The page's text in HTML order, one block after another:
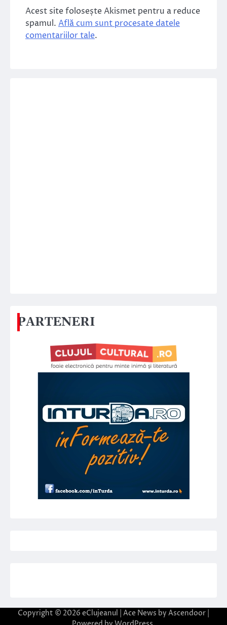
Acest site folosește Akismet pentru a reduce
spamul. Află cum sunt procesate datele
comentariilor tale.
PARTENERI
Copyright © 2026 eClujeanul | Ace News by Ascendoor